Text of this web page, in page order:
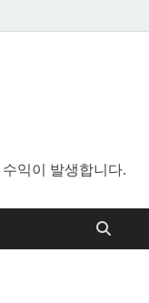
익이 발생합니다.